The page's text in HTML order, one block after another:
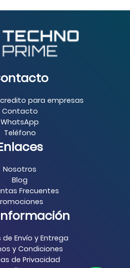
para empresas
Contacto
WhatsApp
Teléfono
Nosotros
Blog
Frecuentes
Envío y Entrega
y Condiciones
de Privacidad